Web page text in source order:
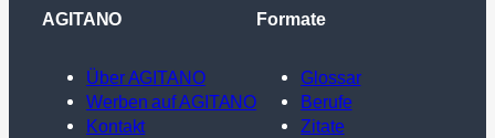
AGITANO
Über AGITANO
Werben auf AGITANO
Kontakt
Formate
Glossar
Berufe
Zitate